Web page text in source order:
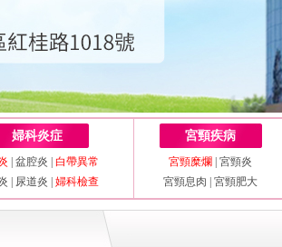
婦科炎症
盆腔炎
白帶異常
尿道炎 婦科檢查
宮頸疾病
宮頸糜爛
宮頸炎
宮頸息肉
宮頸肥大